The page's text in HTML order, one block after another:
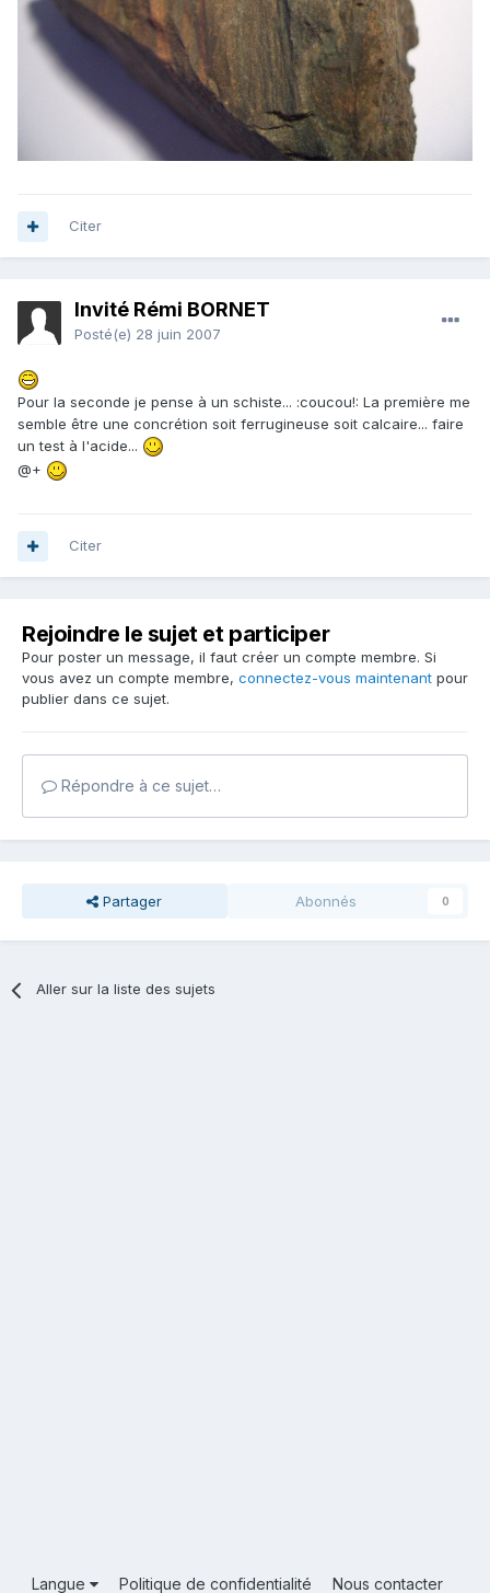
Citer
Invité Rémi BORNET
Posté(e) 28 juin 2007
Pour la seconde je pense à un schiste... :coucou!: La première me
semble être une concrétion soit ferrugineuse soit calcaire... faire
un test à l'acide...
@+
Citer
Rejoindre le sujet et participer
Pour poster un message, il faut créer un compte membre. Si
vous avez un compte membre, connectez-vous maintenant pour
publier dans ce sujet.
Répondre à ce sujet…
Partager Abonnés 0
Aller sur la liste des sujets
Langue Politique de confidentialité Nous contacter